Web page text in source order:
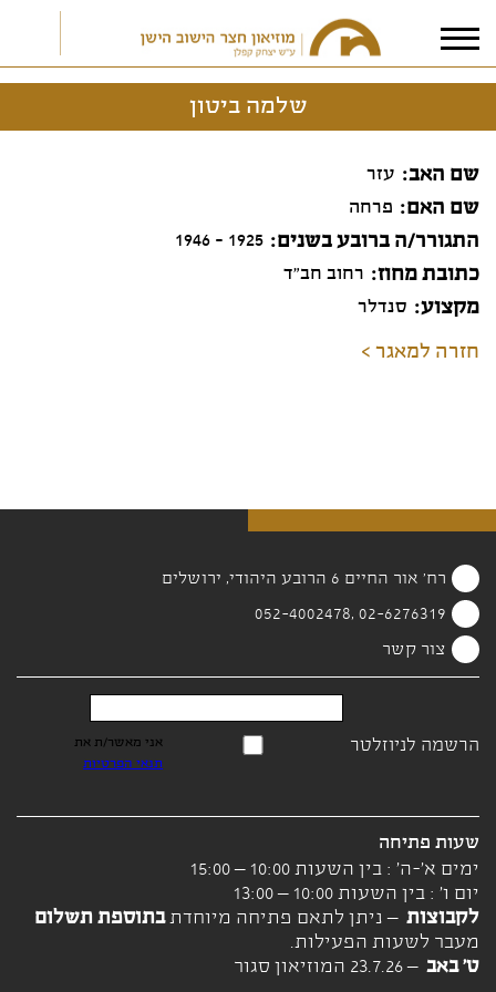
אני מאשר/ת אתתנאי הפרטיות
שלמה ביטון
שם האב עזר
שם האם פרחה
התגורר/ה ברובע בשנים 1925 - 1946
כתובת מחוז רחוב חב"ד
מקצוע סנדלר
חזרה למאגר >
רח' אור החיים 6 הרובע היהודי, ירושלים
02-6276319 ,052-4002478
צור קשר
הרשמה לניוזלטר
אני מאשר/ת את
תנאי הפרטיות
שעות פתיחה
ימים א'-ה' : בין השעות 10:00 – 15:00
יום ו' : בין השעות 10:00 – 13:00
לקבוצות – ניתן לתאם פתיחה מיוחדתבתוספת תשלום
מעבר לשעות הפעילות.
ט' באב– 23.7.26 המוזיאון סגור